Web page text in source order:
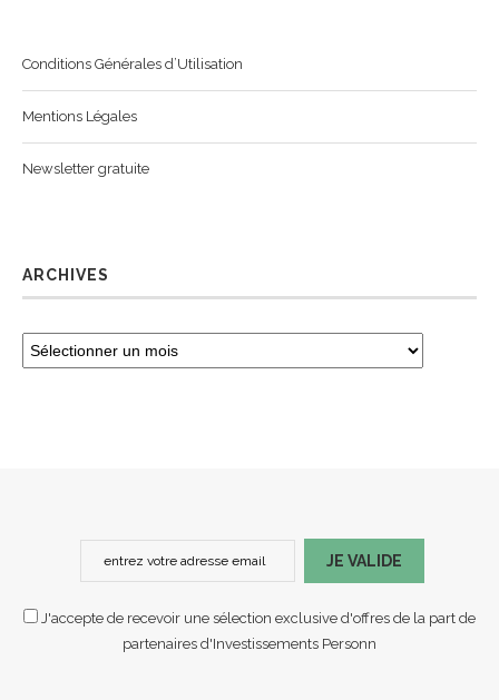
Conditions Générales d’Utilisation
Mentions Légales
Newsletter gratuite
ARCHIVES
JE VALIDE
J'accepte de recevoir une sélection exclusive d'offres de la part de
partenaires d'Investissements Personn